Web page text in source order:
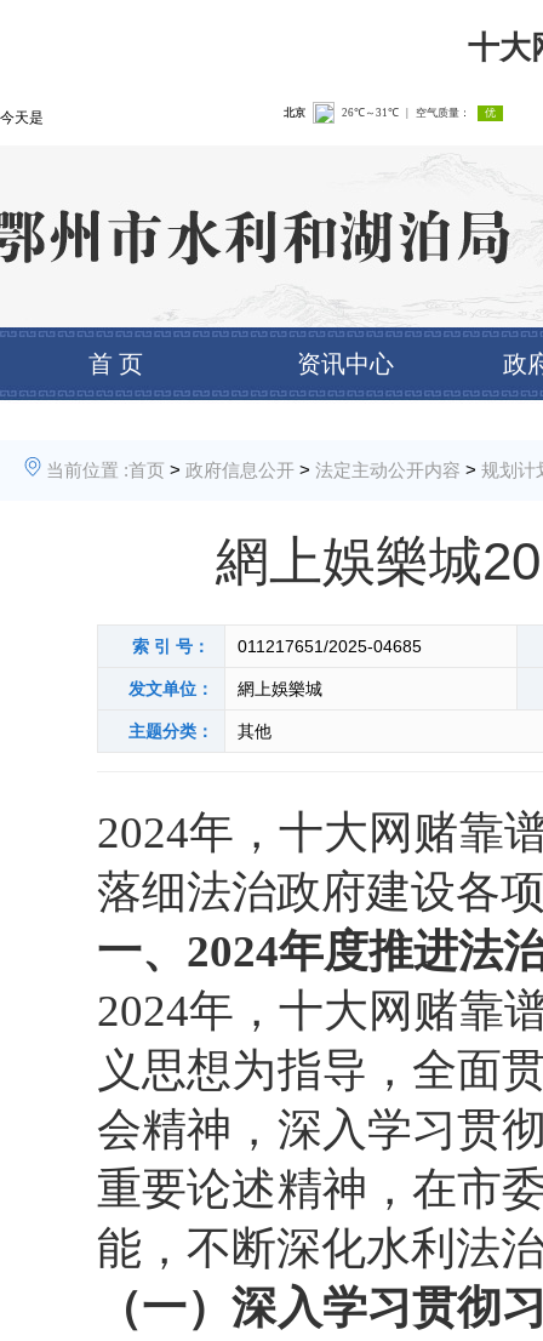
十大
今天是
首 页 资讯中心 政
当前位置 :首页 > 政府信息公开 > 法定主动公开内容 > 规划计
網上娛樂城
索 引 号： 011217651/2025-04685
发文单位： 網上娛樂城
主题分类： 其他
2024年，十大网赌靠
落细法治政府建设各
一、2024年度推进法
2024年，十大网赌靠
义思想为指导，全面
会精神，深入学习贯
重要论述精神，在市
能，不断深化水利法
（一）深入学习贯彻